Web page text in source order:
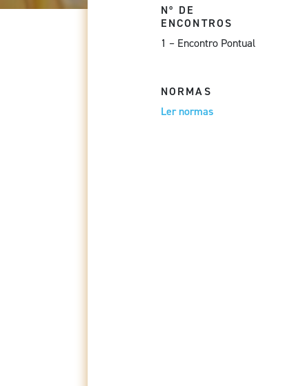
Nº DE
ENCONTROS
1 – Encontro Pontual
NORMAS
Ler normas